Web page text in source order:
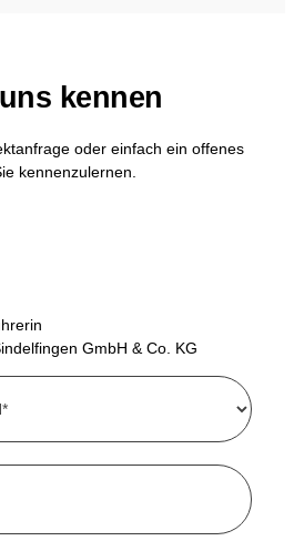
kennen
oder einfach ein offenes
kennenzulernen.
GmbH & Co. KG